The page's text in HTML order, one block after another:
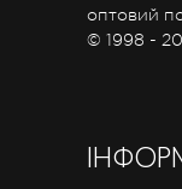
оптовий
© 1998 -